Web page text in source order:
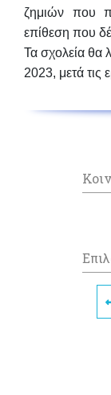
ζημιών που
επίθεση που
Τα σχολεία θα
2023, μετά τις